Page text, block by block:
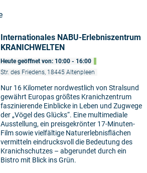
Internationales NABU-Erlebniszentrum
KRANICHWELTEN
Heute geöffnet von: 10:00 - 16:00
Str. des Friedens, 18445 Altenpleen
Nur 16 Kilometer nordwestlich von Stralsund
gewährt Europas größtes Kranichzentrum
faszinierende Einblicke in Leben und Zugwege
der „Vögel des Glücks“. Eine multimediale
Ausstellung, ein preisgekrönter 17-Minuten-
Film sowie vielfältige Naturerlebnisflächen
vermitteln eindrucksvoll die Bedeutung des
Kranichschutzes – abgerundet durch ein
Bistro mit Blick ins Grün.